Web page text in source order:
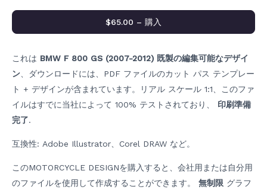
これは BMW F 800 GS (2007-2012) 既製の編集可能なデザイ
ン 、ダウンロードには、PDF ファイルのカット パス テンプレー
ト + デザインが含まれています。リアル スケール 1:1、このファ
イルはすでに当社によって 100% テストされており、 印刷準備
完了.
互換性: Adobe Illustrator、Corel DRAW など。
このMOTORCYCLE DESIGNを購入すると、会社用または自分用
のファイルを使用して作成することができます。 無制限 グラフ
$65.00 – 購入